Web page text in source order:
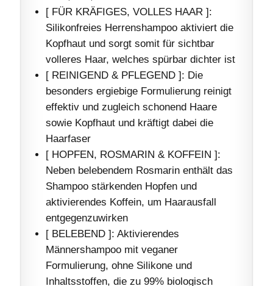
[ FÜR KRÄFIGES, VOLLES HAAR ]:
Silikonfreies Herrenshampoo aktiviert die
Kopfhaut und sorgt somit für sichtbar
volleres Haar, welches spürbar dichter ist
[ REINIGEND & PFLEGEND ]: Die
besonders ergiebige Formulierung reinigt
effektiv und zugleich schonend Haare
sowie Kopfhaut und kräftigt dabei die
Haarfaser
[ HOPFEN, ROSMARIN & KOFFEIN ]:
Neben belebendem Rosmarin enthält das
Shampoo stärkenden Hopfen und
aktivierendes Koffein, um Haarausfall
entgegenzuwirken
[ BELEBEND ]: Aktivierendes
Männershampoo mit veganer
Formulierung, ohne Silikone und
Inhaltsstoffen, die zu 99% biologisch